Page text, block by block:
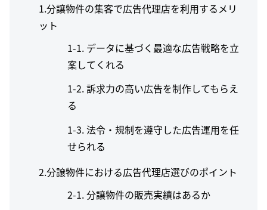
1.分譲物件の集客で広告代理店を利用するメリ
ット
データに基づく最適な広告戦略を立
案してくれる
訴求力の高い広告を制作してもらえ
る
法令・規制を遵守した広告運用を任
せられる
2.分譲物件における広告代理店選びのポイント
分譲物件の販売実績はあるか